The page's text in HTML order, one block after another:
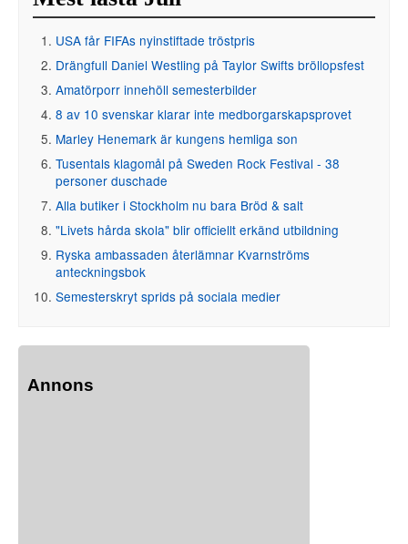
USA får FIFAs nyinstiftade tröstpris
Drängfull Daniel Westling på Taylor Swifts bröllopsfest
Amatörporr innehöll semesterbilder
8 av 10 svenskar klarar inte medborgarskapsprovet
Marley Henemark är kungens hemliga son
Tusentals klagomål på Sweden Rock Festival - 38
personer duschade
Alla butiker i Stockholm nu bara Bröd & salt
"Livets hårda skola" blir officiellt erkänd utbildning
Ryska ambassaden återlämnar Kvarnströms
anteckningsbok
Semesterskryt sprids på sociala medier
Annons